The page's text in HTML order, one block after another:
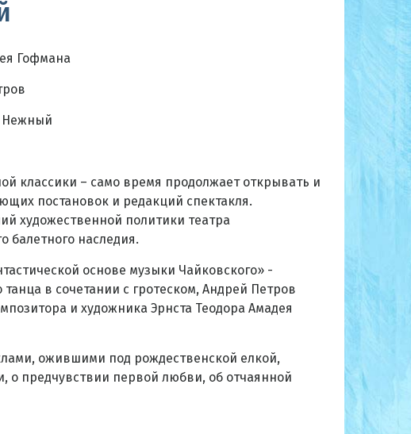
Гофмана
Нежный
классики – само время продолжает открывать и
постановок и редакций спектакля.
художественной политики театра
балетного наследия.
основе музыки Чайковского» -
в сочетании с гротеском, Андрей Петров
и художника Эрнста Теодора Амадея
ожившими под рождественской елкой,
о предчувствии первой любви, об отчаянной